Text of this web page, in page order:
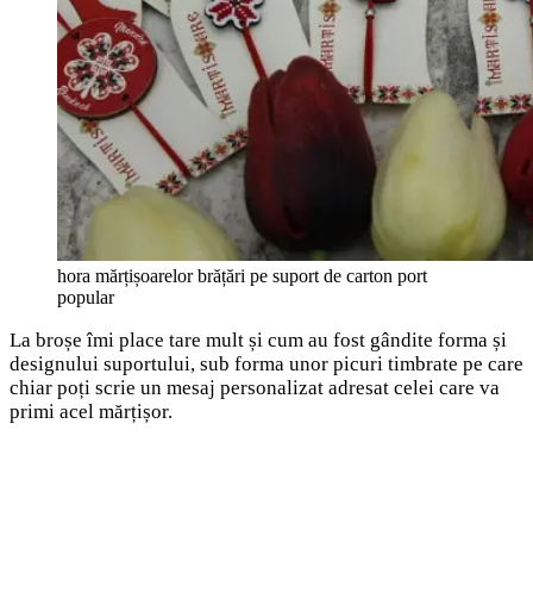
hora mărțișoarelor brățări pe suport de carton port
popular
La broșe îmi place tare mult și cum au fost gândite forma și
designului suportului, sub forma unor picuri timbrate pe care
chiar poți scrie un mesaj personalizat adresat celei care va
primi acel mărțișor.